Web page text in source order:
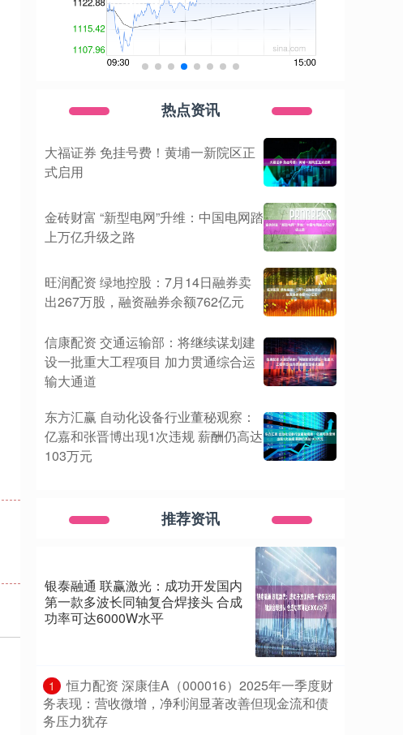
热点资讯
大福证券 免挂号费！黄埔一新院区正
式启用
金砖财富 “新型电网”升维：中国电网踏
上万亿升级之路
旺润配资 绿地控股：7月14日融券卖
出267万股，融资融券余额762亿元
信康配资 交通运输部：将继续谋划建
设一批重大工程项目 加力贯通综合运
输大通道
东方汇赢 自动化设备行业董秘观察：
亿嘉和张晋博出现1次违规 薪酬仍高达
103万元
推荐资讯
银泰融通 联赢激光：成功开发国内
第一款多波长同轴复合焊接头 合成
功率可达6000W水平
1
​恒力配资 深康佳A（000016）2025年一季度财
务表现：营收微增，净利润显著改善但现金流和债
务压力犹存